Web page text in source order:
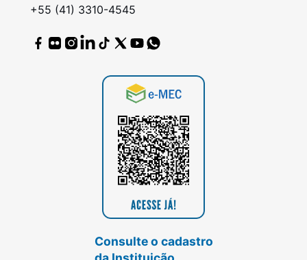
+55 (41) 3310-4545
Consulte o cadastro